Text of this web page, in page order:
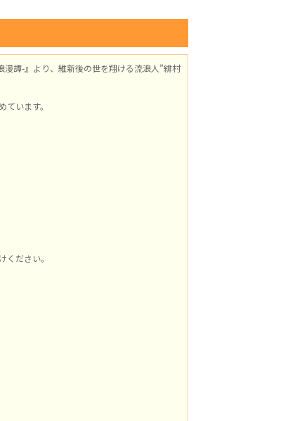
譚-』より、維新後の世を翔ける流浪人”緋村
います。
ださい。